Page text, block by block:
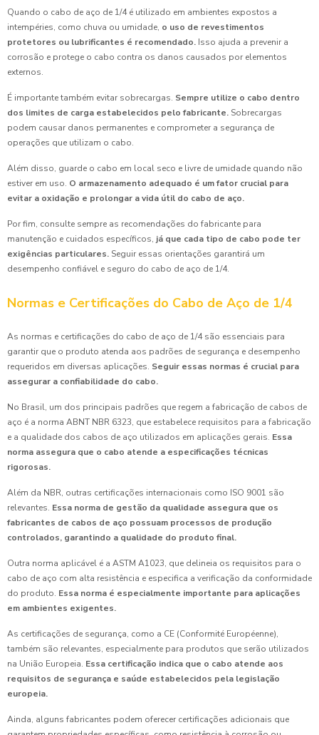
Quando o cabo de aço de 1/4 é utilizado em ambientes expostos a
intempéries, como chuva ou umidade, o uso de revestimentos
protetores ou lubrificantes é recomendado. Isso ajuda a prevenir a
corrosão e protege o cabo contra os danos causados por elementos
externos.
É importante também evitar sobrecargas. Sempre utilize o cabo dentro
dos limites de carga estabelecidos pelo fabricante. Sobrecargas
podem causar danos permanentes e comprometer a segurança de
operações que utilizam o cabo.
Além disso, guarde o cabo em local seco e livre de umidade quando não
estiver em uso. O armazenamento adequado é um fator crucial para
evitar a oxidação e prolongar a vida útil do cabo de aço.
Por fim, consulte sempre as recomendações do fabricante para
manutenção e cuidados específicos, já que cada tipo de cabo pode ter
exigências particulares. Seguir essas orientações garantirá um
desempenho confiável e seguro do cabo de aço de 1/4.
Normas e Certificações do Cabo de Aço de 1/4
As normas e certificações do cabo de aço de 1/4 são essenciais para
garantir que o produto atenda aos padrões de segurança e desempenho
requeridos em diversas aplicações. Seguir essas normas é crucial para
assegurar a confiabilidade do cabo.
No Brasil, um dos principais padrões que regem a fabricação de cabos de
aço é a norma ABNT NBR 6323, que estabelece requisitos para a fabricação
e a qualidade dos cabos de aço utilizados em aplicações gerais. Essa
norma assegura que o cabo atende a especificações técnicas
rigorosas.
Além da NBR, outras certificações internacionais como ISO 9001 são
relevantes. Essa norma de gestão da qualidade assegura que os
fabricantes de cabos de aço possuam processos de produção
controlados, garantindo a qualidade do produto final.
Outra norma aplicável é a ASTM A1023, que delineia os requisitos para o
cabo de aço com alta resistência e especifica a verificação da conformidade
do produto. Essa norma é especialmente importante para aplicações
em ambientes exigentes.
As certificações de segurança, como a CE (Conformité Européenne),
também são relevantes, especialmente para produtos que serão utilizados
na União Europeia. Essa certificação indica que o cabo atende aos
requisitos de segurança e saúde estabelecidos pela legislação
europeia.
Ainda, alguns fabricantes podem oferecer certificações adicionais que